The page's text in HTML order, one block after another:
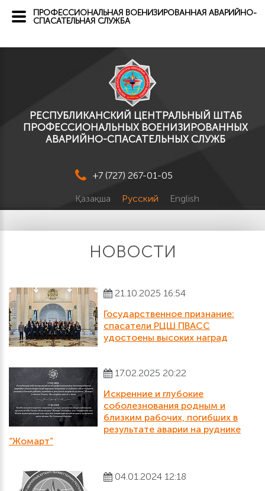
РЕСПУБЛИКАНСКИЙ ЦЕНТРАЛЬНЫЙ ШТАБ
ПРОФЕССИОНАЛЬНЫХ ВОЕНИЗИРОВАННЫХ
АВАРИЙНО-СПАСАТЕЛЬНЫХ СЛУЖБ
+7 (727) 267-01-05
Қазақша Русский English
НОВОСТИ
21.10.2025 16:54
Государственное признание:
спасатели РЦШ ПВАСС
удостоены высоких наград
17.02.2025 20:22
Искренние и глубокие
соболезнования родным и
близким рабочих, погибших в
результате аварии на руднике
“Жомарт”
04.01.2024 12:18
ПРОФЕССИОНАЛЬНАЯ ВОЕНИЗИРОВАННАЯ АВАРИЙНО-
СПАСАТЕЛЬНАЯ СЛУЖБА